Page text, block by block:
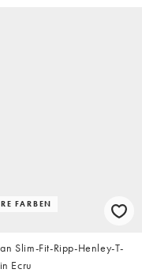
FARBEN
Slim-Fit-Ripp-Henley-T-
Ecru